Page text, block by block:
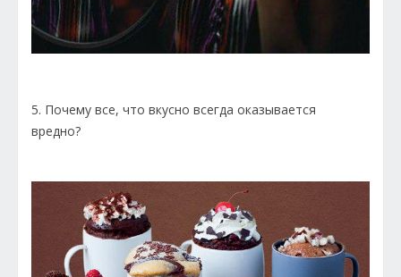
5. Почему все, что вкусно всегда оказывается
вредно?